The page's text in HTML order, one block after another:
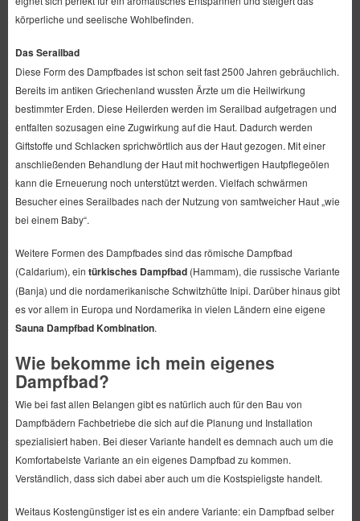
körperliche und seelische Wohlbefinden.
Das Serailbad
Diese Form des Dampfbades ist schon seit fast 2500 Jahren gebräuchlich.
Bereits im antiken Griechenland wussten Ärzte um die Heilwirkung
bestimmter Erden. Diese Heilerden werden im Serailbad aufgetragen und
entfalten sozusagen eine Zugwirkung auf die Haut. Dadurch werden
Giftstoffe und Schlacken sprichwörtlich aus der Haut gezogen. Mit einer
anschließenden Behandlung der Haut mit hochwertigen Hautpflegeölen
kann die Erneuerung noch unterstützt werden. Vielfach schwärmen
Besucher eines Serailbades nach der Nutzung von samtweicher Haut „wie
bei einem Baby“.
Weitere Formen des Dampfbades sind das römische Dampfbad
(Caldarium), ein türkisches Dampfbad(Hammam), die russische Variante
(Banja) und die nordamerikanische Schwitzhütte Inipi. Darüber hinaus gibt
es vor allem in Europa und Nordamerika in vielen Ländern eine eigene
Sauna Dampfbad Kombination.
Wie bekomme ich mein eigenes
Dampfbad?
Wie bei fast allen Belangen gibt es natürlich auch für den Bau von
Dampfbädern Fachbetriebe die sich auf die Planung und Installation
spezialisiert haben. Bei dieser Variante handelt es demnach auch um die
Komfortabelste Variante an ein eigenes Dampfbad zu kommen.
Verständlich, dass sich dabei aber auch um die Kostspieligste handelt.
Weitaus Kostengünstiger ist es ein andere Variante: ein Dampfbad selber